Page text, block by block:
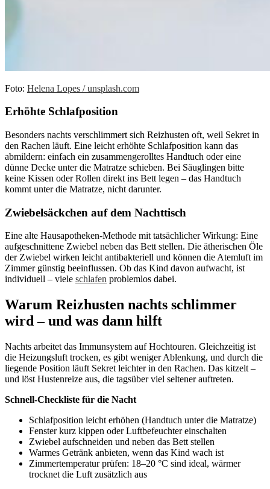
Foto: Helena Lopes / unsplash.com
Erhöhte Schlafposition
Besonders nachts verschlimmert sich Reizhusten oft, weil Sekret in
den Rachen läuft. Eine leicht erhöhte Schlafposition kann das
abmildern: einfach ein zusammengerolltes Handtuch oder eine
dünne Decke unter die Matratze schieben. Bei Säuglingen bitte
keine Kissen oder Rollen direkt ins Bett legen – das Handtuch
kommt unter die Matratze, nicht darunter.
Zwiebelsäckchen auf dem Nachttisch
Eine alte Hausapotheken-Methode mit tatsächlicher Wirkung: Eine
aufgeschnittene Zwiebel neben das Bett stellen. Die ätherischen Öle
der Zwiebel wirken leicht antibakteriell und können die Atemluft im
Zimmer günstig beeinflussen. Ob das Kind davon aufwacht, ist
individuell – viele schlafen problemlos dabei.
Warum Reizhusten nachts schlimmer
wird – und was dann hilft
Nachts arbeitet das Immunsystem auf Hochtouren. Gleichzeitig ist
die Heizungsluft trocken, es gibt weniger Ablenkung, und durch die
liegende Position läuft Sekret leichter in den Rachen. Das kitzelt –
und löst Hustenreize aus, die tagsüber viel seltener auftreten.
Schnell-Checkliste für die Nacht
Schlafposition leicht erhöhen (Handtuch unter die Matratze)
Fenster kurz kippen oder Luftbefeuchter einschalten
Zwiebel aufschneiden und neben das Bett stellen
Warmes Getränk anbieten, wenn das Kind wach ist
Zimmertemperatur prüfen: 18–20 °C sind ideal, wärmer
trocknet die Luft zusätzlich aus